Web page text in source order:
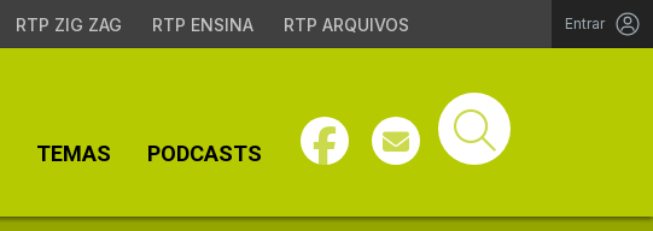
RTP ZIG ZAG RTP ENSINA RTP ARQUIVOS Entrar
TEMAS PODCASTS